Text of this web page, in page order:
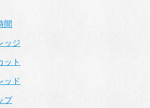
間
ッジ
ット
ッド
プ